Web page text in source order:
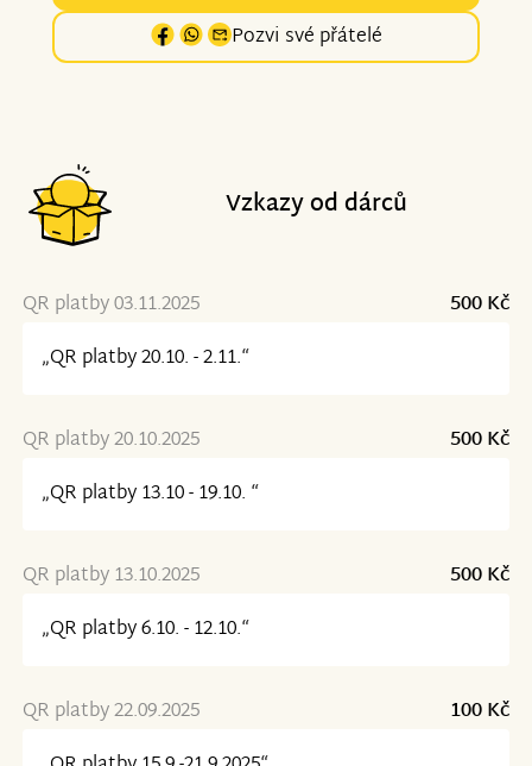
Pozvi své přátelé
Vzkazy od dárců
QR platby 03.11.2025
500 Kč
„QR platby 20.10. - 2.11.“
QR platby 20.10.2025
500 Kč
„QR platby 13.10 - 19.10. “
QR platby 13.10.2025
500 Kč
„QR platby 6.10. - 12.10.“
QR platby 22.09.2025
100 Kč